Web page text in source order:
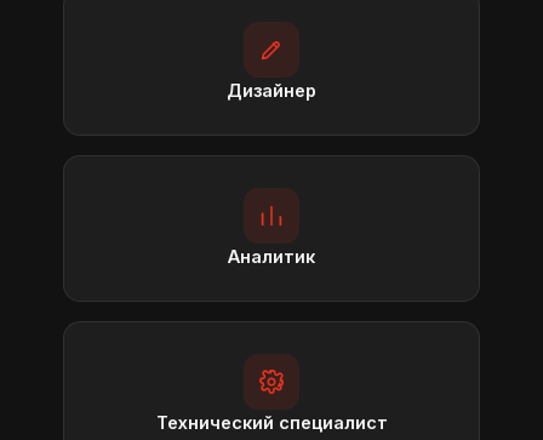
Дизайнер
Аналитик
Технический специалист